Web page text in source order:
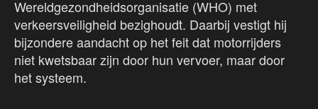
Wereldgezondheidsorganisatie (WHO) met
verkeersveiligheid bezighoudt. Daarbij vestigt hij
bijzondere aandacht op het feit dat motorrijders
niet kwetsbaar zijn door hun vervoer, maar door
het systeem.